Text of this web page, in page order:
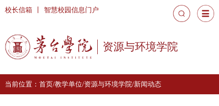
资源与环境学院
校长信箱 智慧校园信息门户
当前位置： 首页/教学单位/资源与环境学院/新闻动态